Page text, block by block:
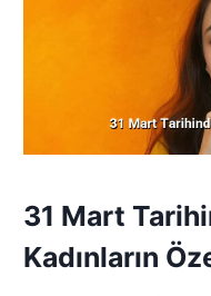
31 Mart
Kadınların